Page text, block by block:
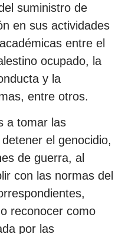
suministro de
en sus actividades
entre el
ocupado, la
y la
entre otros.
a tomar las
el genocidio,
de guerra, al
con las normas del
reconocer como
por las